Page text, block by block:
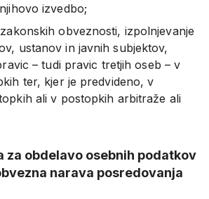
izvedbo;
obveznosti, izpolnjevanje
ustanov in javnih subjektov,
– tudi pravic tretjih oseb – v
ter, kjer je predvideno, v
ali v postopkih arbitraže ali
za obdelavo osebnih podatkov
narava posredovanja